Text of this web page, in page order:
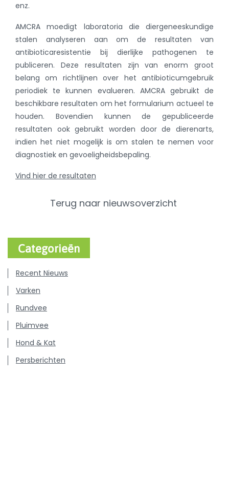
enz.
AMCRA moedigt laboratoria die diergeneeskundige
stalen analyseren aan om de resultaten van
antibioticaresistentie bij dierlijke pathogenen te
publiceren. Deze resultaten zijn van enorm groot
belang om richtlijnen over het antibioticumgebruik
periodiek te kunnen evalueren. AMCRA gebruikt de
beschikbare resultaten om het formularium actueel te
houden. Bovendien kunnen de gepubliceerde
resultaten ook gebruikt worden door de dierenarts,
indien het niet mogelijk is om stalen te nemen voor
diagnostiek en gevoeligheidsbepaling.
Vind hier de resultaten
Terug naar nieuwsoverzicht
Categorieën
Recent Nieuws
Varken
Rundvee
Pluimvee
Hond & Kat
Persberichten